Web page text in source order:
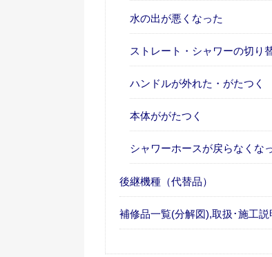
水の出が悪くなった
ストレート・シャワーの切り
ハンドルが外れた・がたつく
本体ががたつく
シャワーホースが戻らなくな
後継機種（代替品）
補修品一覧(分解図),取扱･施工説